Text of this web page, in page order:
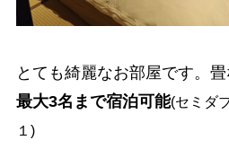
とても綺麗なお部屋です。畳
最大3名まで宿泊可能(セミダ
１)